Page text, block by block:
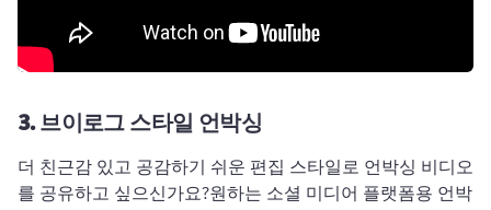
3.브이로그 스타일 언박싱
더 친근감 있고 공감하기 쉬운 편집 스타일로 언박싱 비디오
를 공유하고 싶으신가요?원하는 소셜 미디어 플랫폼용 언박